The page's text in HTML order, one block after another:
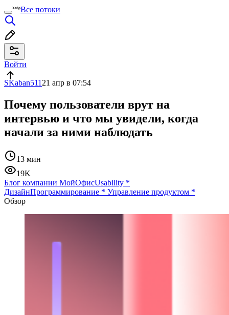
Все потоки
Войти
SKaban511 21 апр в 07:54
Почему пользователи врут на
интервью и что мы увидели, когда
начали за ними наблюдать
13 мин
19K
Блог компании МойОфисUsability *
ДизайнПрограммирование * Управление продуктом *
Обзор